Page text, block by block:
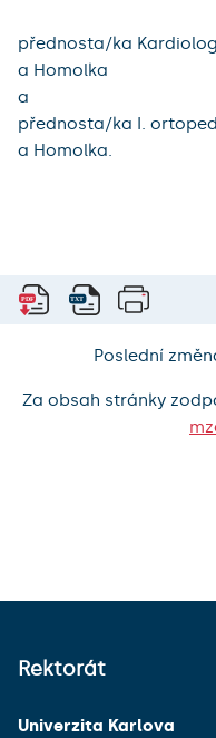
přednosta/ka
a Homolka
a
přednosta/ka I.
a Homolka.
Poslední
Za obsah stránky
Rektorát
Univerzita Karlova